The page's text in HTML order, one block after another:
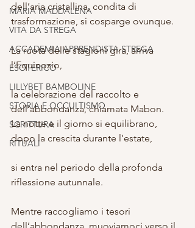
MARIA MADDALENA
VITA DA STREGA
ACCADEMIA APPRENDISTA STREGA
ESOTERICO
LILLYBET BAMBOLINE
STORIA E OCCULTISMO
SCRITTURA
RITUALI
dell’aria cristallina, condita di
trasformazione, si cosparge ovunque.
La ruota delle stagioni gira, arriva
l’Equinozio,
la celebrazione del raccolto e
dell’abbondanza, chiamata Mabon.
La notte e il giorno si equilibrano,
dopo la crescita durante l’estate,
si entra nel periodo della profonda
riflessione autunnale.
Mentre raccogliamo i tesori